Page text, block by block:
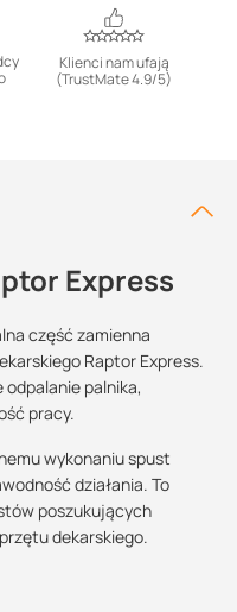
Klienci nam ufają
(TrustMate 4.9/5)
Express
część zamienna
Raptor Express.
palnika,
pracy.
wykonaniu spust
działania. To
poszukujących
dekarskiego.